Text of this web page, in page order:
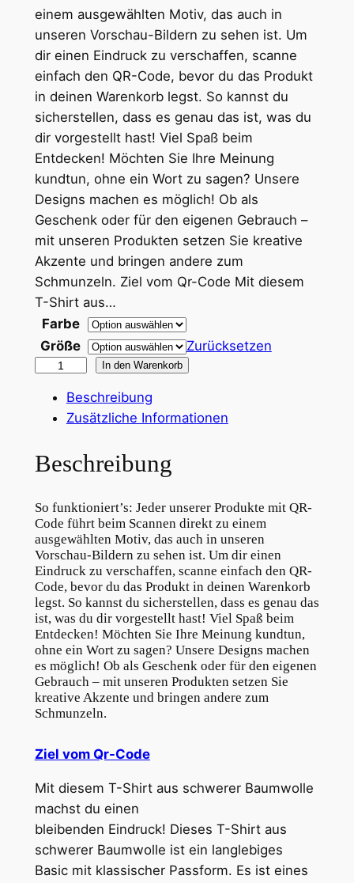
i
s
s
p
a
n
n
e
:
1
,
3
i
s
2
8
,
6
9
einem ausgewählten Motiv, das auch in
unseren Vorschau-Bildern zu sehen ist. Um
dir einen Eindruck zu verschaffen, scanne
einfach den QR-Code, bevor du das Produkt
in deinen Warenkorb legst. So kannst du
sicherstellen, dass es genau das ist, was du
dir vorgestellt hast! Viel Spaß beim
Entdecken! Möchten Sie Ihre Meinung
kundtun, ohne ein Wort zu sagen? Unsere
Designs machen es möglich! Ob als
Geschenk oder für den eigenen Gebrauch –
mit unseren Produkten setzen Sie kreative
Akzente und bringen andere zum
Schmunzeln. Ziel vom Qr-Code Mit diesem
T-Shirt aus…
Farbe
Größe
Zurücksetzen
h
r
t
/
L
e
t
'
s
T
a
l
A
S
In den Warenkorb
Beschreibung
Zusätzliche Informationen
Beschreibung
So funktioniert’s: Jeder unserer Produkte mit QR-
Code führt beim Scannen direkt zu einem
ausgewählten Motiv, das auch in unseren
Vorschau-Bildern zu sehen ist. Um dir einen
Eindruck zu verschaffen, scanne einfach den QR-
Code, bevor du das Produkt in deinen Warenkorb
legst. So kannst du sicherstellen, dass es genau das
ist, was du dir vorgestellt hast! Viel Spaß beim
Entdecken! Möchten Sie Ihre Meinung kundtun,
ohne ein Wort zu sagen? Unsere Designs machen
es möglich! Ob als Geschenk oder für den eigenen
Gebrauch – mit unseren Produkten setzen Sie
kreative Akzente und bringen andere zum
Schmunzeln.
Ziel vom Qr-Code
Mit diesem T-Shirt aus schwerer Baumwolle
machst du einen
bleibenden Eindruck! Dieses T-Shirt aus
schwerer Baumwolle ist ein langlebiges
Basic mit klassischer Passform. Es ist eines